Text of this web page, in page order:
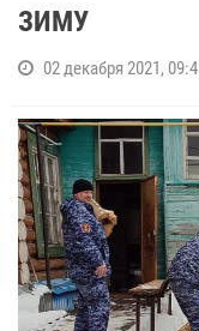
ЗИМУ
02 декабря 2021,